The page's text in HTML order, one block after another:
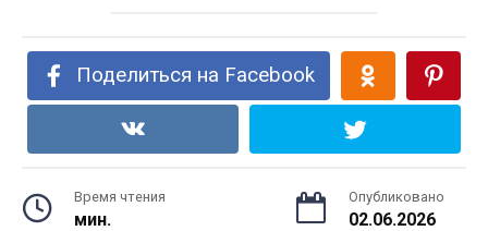
Поделиться на Facebook
Время чтения
мин.
Опубликовано
02.06.2026